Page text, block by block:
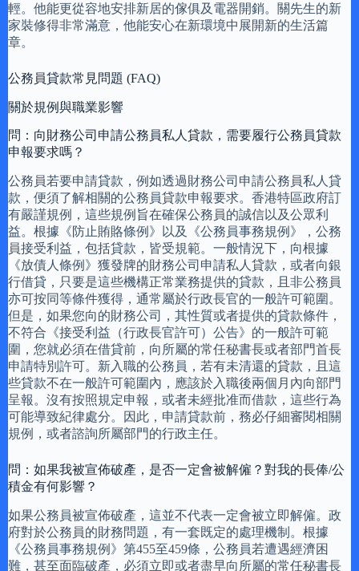
輕。他能更從容地安排新居的傢俱及電器開銷。關先生的新
家裝修得非常滿意，他能安心在新環境中展開新的生活篇
章。
公務員貸款常見問題 (FAQ)
關於規例與職業影響
問：向財務公司申請公務員私人貸款，需要履行公務員貸款
申報要求嗎？
公務員若要申請貸款，例如透過財務公司申請公務員私人貸
款，便須了解相關的公務員貸款申報要求。香港特區政府訂
有嚴謹規例，這些規例旨在確保公務員的誠信以及公眾利
益。根據《防止賄賂條例》以及《公務員事務規例》，公務
員接受利益，包括貸款，皆受規範。一般情況下，向根據
《放債人條例》獲發牌的財務公司申請私人貸款，或者向銀
行借貸，只要是這些機構正常業務提供的貸款，且非公務員
亦可按同等條件獲得，通常屬於行政長官的一般許可範圍。
但是，如果您向的財務公司，其性質或者提供的貸款條件，
不符合《接受利益（行政長官許可）公告》的一般許可範
圍，您就必須在借貸前，向所屬的常任秘書長或者部門首長
申請特別許可。新入職的公務員，若有未清還的貸款，且這
些貸款不在一般許可範圍內，應該於入職後兩個月內向部門
呈報。沒有按照規定申報，或者未經批准而借款，這些行為
可能導致紀律處分。因此，申請貸款前，務必仔細審閱相關
規例，或者諮詢所屬部門的行政主任。
問：如果我被宣佈破產，是否一定會被解僱？對我的長俸/公
積金有何影響？
如果公務員被宣佈破產，這並不代表一定會被立即解僱。政
府對於公務員的財務問題，有一套既定的處理機制。根據
《公務員事務規例》第455至459條，公務員若遭遇經濟困
難，甚至面臨破產，必須立即或者盡早向所屬的常任秘書長